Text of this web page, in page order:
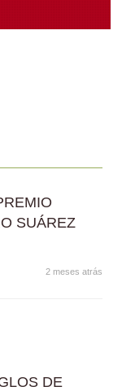
SUÁREZ
2 meses atrás
DE